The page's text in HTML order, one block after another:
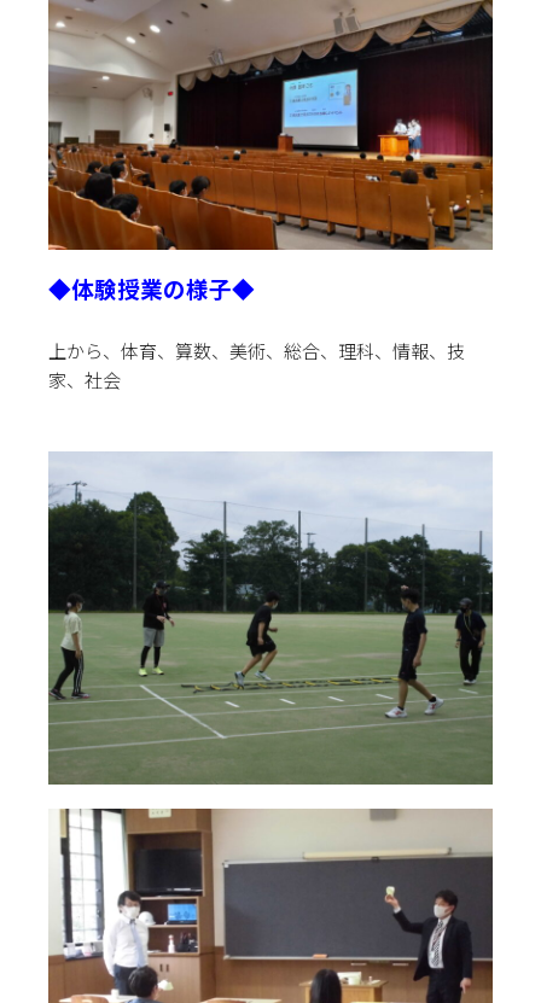
◆体験授業の様子◆
上から、体育、算数、美術、総合、理科、情報、技
家、社会